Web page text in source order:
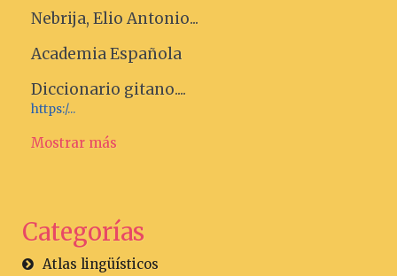
Nebrija, Elio Antonio...
Academia Española
Diccionario gitano....
https:/...
Mostrar más
Categorías
Atlas lingüísticos